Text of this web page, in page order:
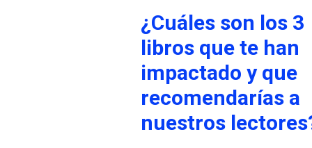
¿Cuáles son los 3
libros que te han
impactado y que
recomendarías a
nuestros